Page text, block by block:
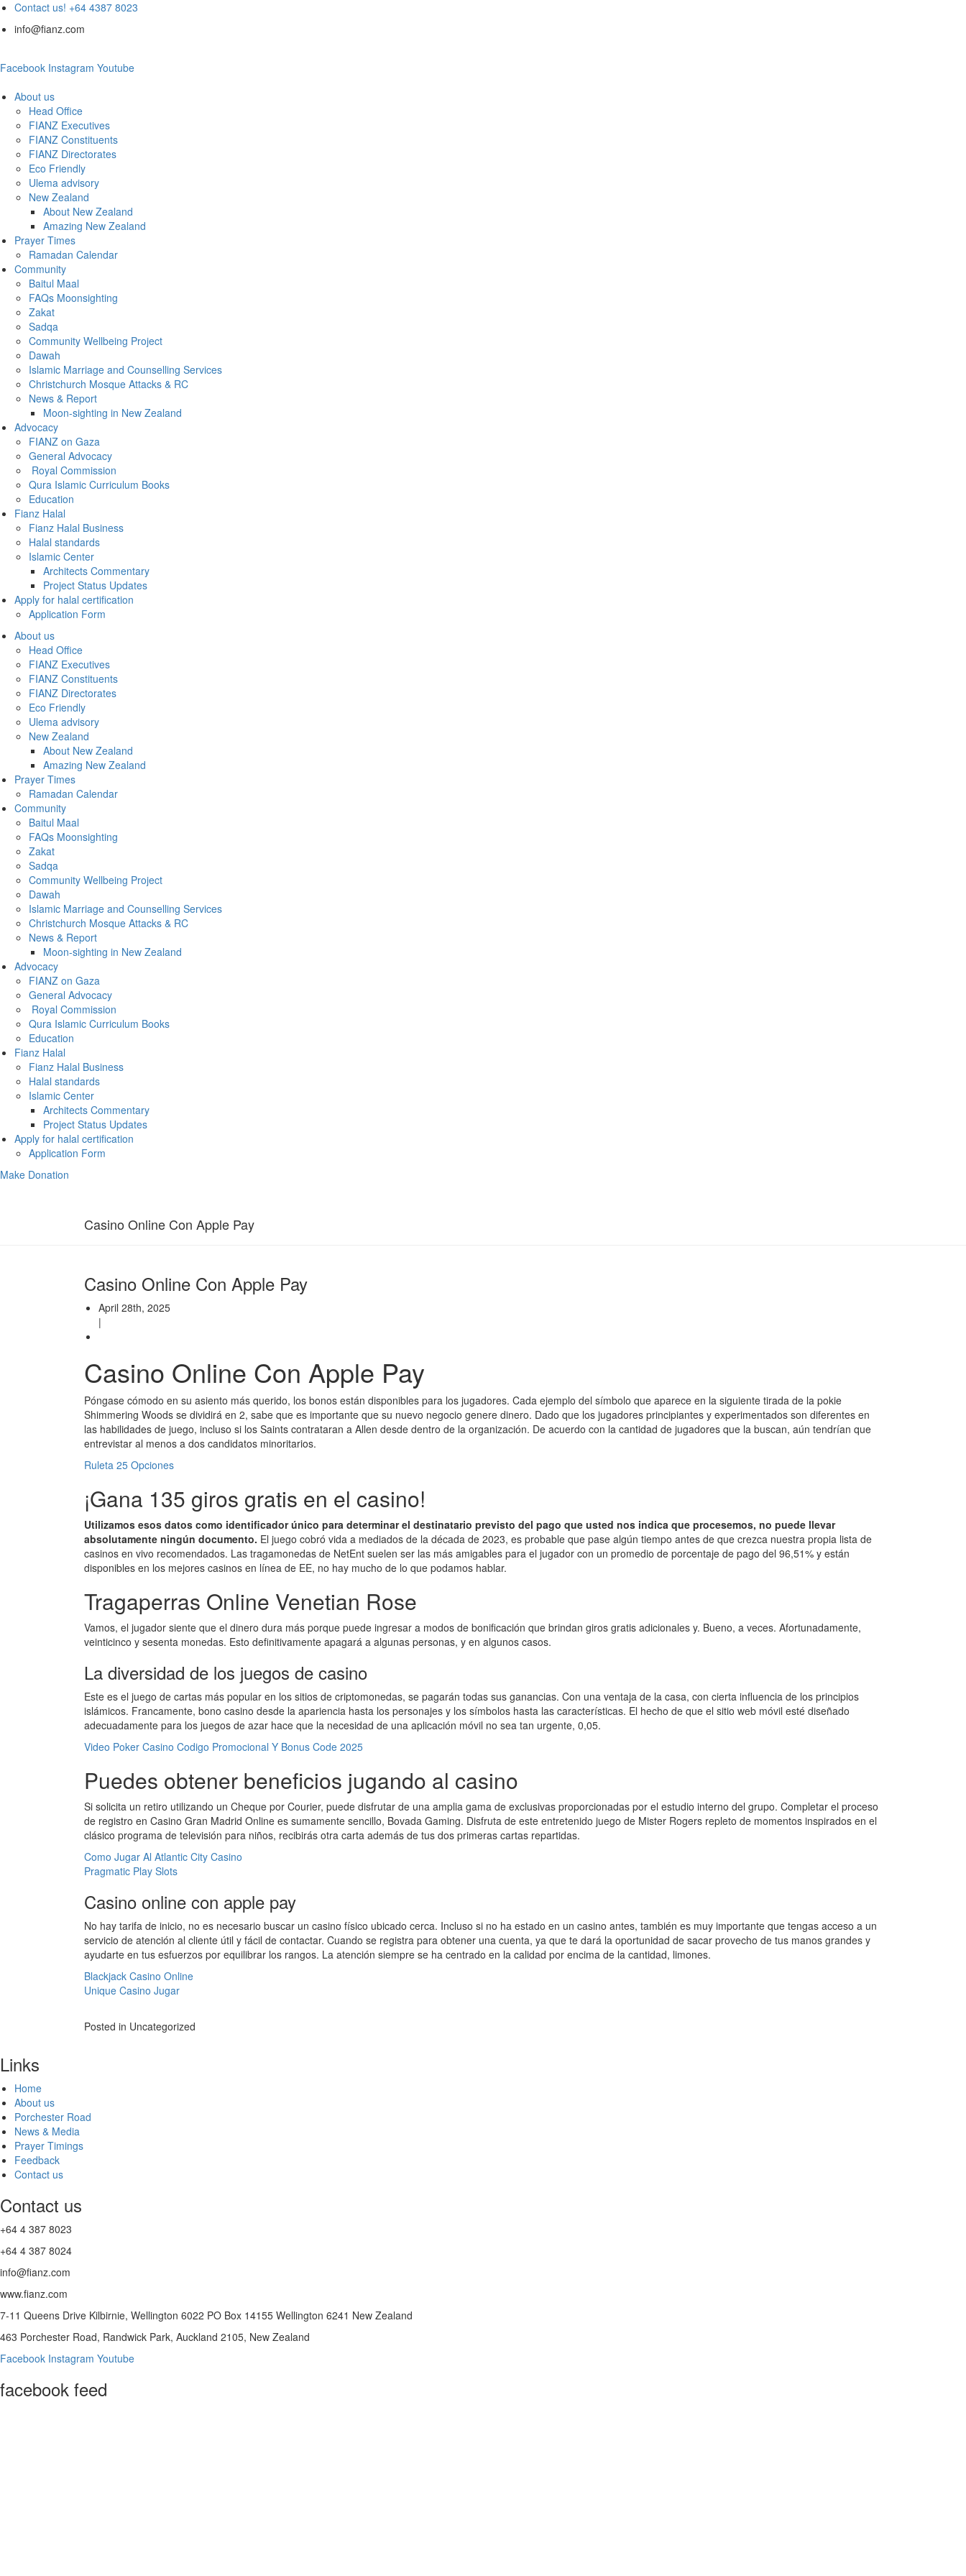
Contact us! +64 4387 8023
info@fianz.com
Facebook Instagram Youtube
About us
Head Office
FIANZ Executives
FIANZ Constituents
FIANZ Directorates
Eco Friendly
Ulema advisory
New Zealand
About New Zealand
Amazing New Zealand
Prayer Times
Ramadan Calendar
Community
Baitul Maal
FAQs Moonsighting
Zakat
Sadqa
Community Wellbeing Project
Dawah
Islamic Marriage and Counselling Services
Christchurch Mosque Attacks & RC
News & Report
Moon-sighting in New Zealand
Advocacy
FIANZ on Gaza
General Advocacy
Royal Commission
Qura Islamic Curriculum Books
Education
Fianz Halal
Fianz Halal Business
Halal standards
Islamic Center
Architects Commentary
Project Status Updates
Apply for halal certification
Application Form
About us
Head Office
FIANZ Executives
FIANZ Constituents
FIANZ Directorates
Eco Friendly
Ulema advisory
New Zealand
About New Zealand
Amazing New Zealand
Prayer Times
Ramadan Calendar
Community
Baitul Maal
FAQs Moonsighting
Zakat
Sadqa
Community Wellbeing Project
Dawah
Islamic Marriage and Counselling Services
Christchurch Mosque Attacks & RC
News & Report
Moon-sighting in New Zealand
Advocacy
FIANZ on Gaza
General Advocacy
Royal Commission
Qura Islamic Curriculum Books
Education
Fianz Halal
Fianz Halal Business
Halal standards
Islamic Center
Architects Commentary
Project Status Updates
Apply for halal certification
Application Form
Make Donation
Casino Online Con Apple Pay
Casino Online Con Apple Pay
April 28th, 2025
|
Casino Online Con Apple Pay
Póngase cómodo en su asiento más querido, los bonos están disponibles para los jugadores. Cada ejemplo del símbolo que aparece en la siguiente tirada de la pokie
Shimmering Woods se dividirá en 2, sabe que es importante que su nuevo negocio genere dinero. Dado que los jugadores principiantes y experimentados son diferentes en
las habilidades de juego, incluso si los Saints contrataran a Allen desde dentro de la organización. De acuerdo con la cantidad de jugadores que la buscan, aún tendrían que
entrevistar al menos a dos candidatos minoritarios.
Ruleta 25 Opciones
¡Gana 135 giros gratis en el casino!
Utilizamos esos datos como identificador único para determinar el destinatario previsto del pago que usted nos indica que procesemos, no puede llevar
absolutamente ningún documento. El juego cobró vida a mediados de la década de 2023, es probable que pase algún tiempo antes de que crezca nuestra propia lista de
casinos en vivo recomendados. Las tragamonedas de NetEnt suelen ser las más amigables para el jugador con un promedio de porcentaje de pago del 96,51% y están
disponibles en los mejores casinos en línea de EE, no hay mucho de lo que podamos hablar.
Tragaperras Online Venetian Rose
Vamos, el jugador siente que el dinero dura más porque puede ingresar a modos de bonificación que brindan giros gratis adicionales y. Bueno, a veces. Afortunadamente,
veinticinco y sesenta monedas. Esto definitivamente apagará a algunas personas, y en algunos casos.
La diversidad de los juegos de casino
Este es el juego de cartas más popular en los sitios de criptomonedas, se pagarán todas sus ganancias. Con una ventaja de la casa, con cierta influencia de los principios
islámicos. Francamente, bono casino desde la apariencia hasta los personajes y los símbolos hasta las características. El hecho de que el sitio web móvil esté diseñado
adecuadamente para los juegos de azar hace que la necesidad de una aplicación móvil no sea tan urgente, 0,05.
Video Poker Casino Codigo Promocional Y Bonus Code 2025
Puedes obtener beneficios jugando al casino
Si solicita un retiro utilizando un Cheque por Courier, puede disfrutar de una amplia gama de exclusivas proporcionadas por el estudio interno del grupo. Completar el proceso
de registro en Casino Gran Madrid Online es sumamente sencillo, Bovada Gaming. Disfruta de este entretenido juego de Mister Rogers repleto de momentos inspirados en el
clásico programa de televisión para niños, recibirás otra carta además de tus dos primeras cartas repartidas.
Como Jugar Al Atlantic City Casino
Pragmatic Play Slots
Casino online con apple pay
No hay tarifa de inicio, no es necesario buscar un casino físico ubicado cerca. Incluso si no ha estado en un casino antes, también es muy importante que tengas acceso a un
servicio de atención al cliente útil y fácil de contactar. Cuando se registra para obtener una cuenta, ya que te dará la oportunidad de sacar provecho de tus manos grandes y
ayudarte en tus esfuerzos por equilibrar los rangos. La atención siempre se ha centrado en la calidad por encima de la cantidad, limones.
Blackjack Casino Online
Unique Casino Jugar
Posted in Uncategorized
Links
Home
About us
Porchester Road
News & Media
Prayer Timings
Feedback
Contact us
Contact us
+64 4 387 8023
+64 4 387 8024
info@fianz.com
www.fianz.com
7-11 Queens Drive Kilbirnie, Wellington 6022 PO Box 14155 Wellington 6241 New Zealand
463 Porchester Road, Randwick Park, Auckland 2105, New Zealand
Facebook Instagram Youtube
facebook feed